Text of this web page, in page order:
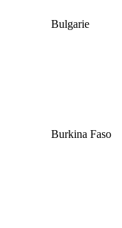
Bulgarie
Burkina Faso